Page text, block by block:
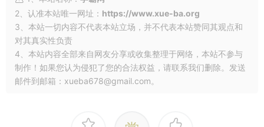
2、认准本站唯一网址： https://www.xue-ba.org
3、本站一切内容不代表本站立场，并不代表本站赞同其观点和
对其真实性负责
4、本站内容全部来自网友分享或收集整理于网络，本站不参与
制作！如果您认为侵犯了您的合法权益，请联系我们删除。发送
邮件到邮箱：xueba678@gmail.com。